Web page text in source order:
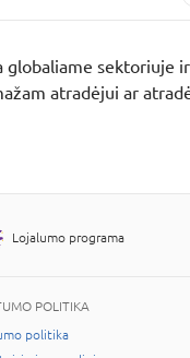
globaliame
atradėjui ar
Lojalumo programa
POLITIKA
politika